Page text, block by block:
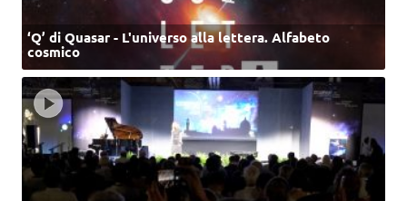
‘Q’ di Quasar - L'universo alla lettera. Alfabeto
cosmico